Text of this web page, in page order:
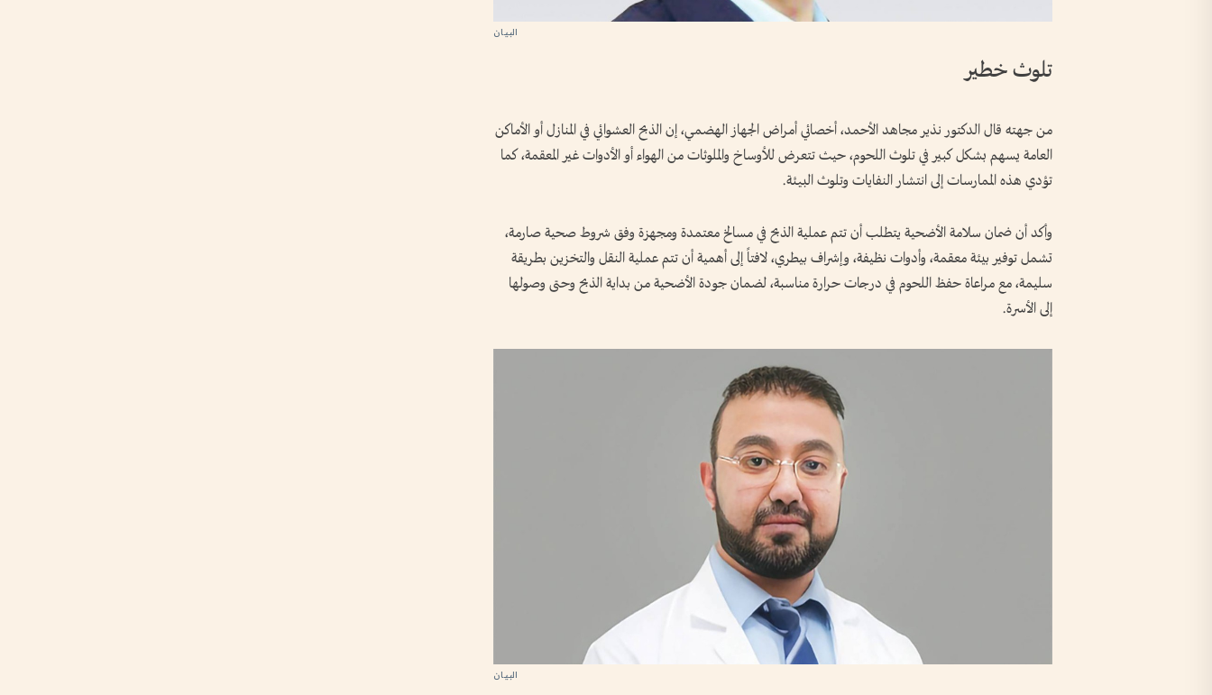
تلوث خطير
من جهته قال الدكتور نذير مجاهد الأحمد، أخصائي أمراض الجهاز الهضمي، إن الذبح العشوائي في المنازل أو الأماكن
العامة يسهم بشكل كبير في تلوث اللحوم، حيث تتعرض للأوساخ والملوثات من الهواء أو الأدوات غير المعقمة، كما
تؤدي هذه الممارسات إلى انتشار النفايات وتلوث البيئة.
وأكد أن ضمان سلامة الأضحية يتطلب أن تتم عملية الذبح في مسالخ معتمدة ومجهزة وفق شروط صحية صارمة،
تشمل توفير بيئة معقمة، وأدوات نظيفة، وإشراف بيطري، لافتاً إلى أهمية أن تتم عملية النقل والتخزين بطريقة
سليمة، مع مراعاة حفظ اللحوم في درجات حرارة مناسبة، لضمان جودة الأضحية من بداية الذبح وحتى وصولها
إلى الأسرة.